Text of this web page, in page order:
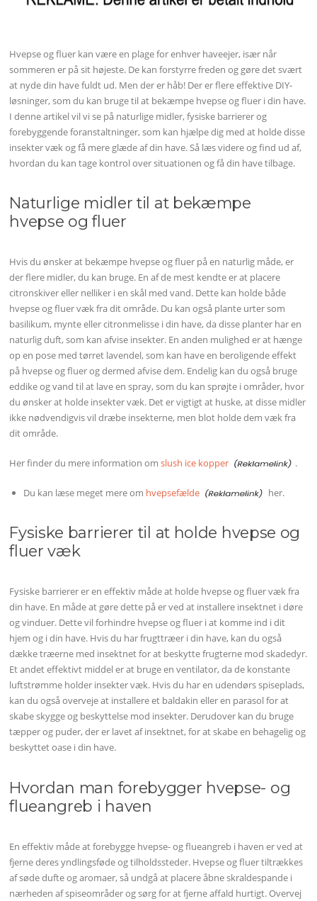
Hvepse og fluer kan være en plage for enhver haveejer, især når
sommeren er på sit højeste. De kan forstyrre freden og gøre det svært
at nyde din have fuldt ud. Men der er håb! Der er flere effektive DIY-
løsninger, som du kan bruge til at bekæmpe hvepse og fluer i din have.
I denne artikel vil vi se på naturlige midler, fysiske barrierer og
forebyggende foranstaltninger, som kan hjælpe dig med at holde disse
insekter væk og få mere glæde af din have. Så læs videre og find ud af,
hvordan du kan tage kontrol over situationen og få din have tilbage.
Naturlige midler til at bekæmpe
hvepse og fluer
Hvis du ønsker at bekæmpe hvepse og fluer på en naturlig måde, er
der flere midler, du kan bruge. En af de mest kendte er at placere
citronskiver eller nelliker i en skål med vand. Dette kan holde både
hvepse og fluer væk fra dit område. Du kan også plante urter som
basilikum, mynte eller citronmelisse i din have, da disse planter har en
naturlig duft, som kan afvise insekter. En anden mulighed er at hænge
op en pose med tørret lavendel, som kan have en beroligende effekt
på hvepse og fluer og dermed afvise dem. Endelig kan du også bruge
eddike og vand til at lave en spray, som du kan sprøjte i områder, hvor
du ønsker at holde insekter væk. Det er vigtigt at huske, at disse midler
ikke nødvendigvis vil dræbe insekterne, men blot holde dem væk fra
dit område.
Her finder du mere information omslush ice kopper .
Du kan læse meget mere om hvepsefælde her.
Fysiske barrierer til at holde hvepse og
fluer væk
Fysiske barrierer er en effektiv måde at holde hvepse og fluer væk fra
din have. En måde at gøre dette på er ved at installere insektnet i døre
og vinduer. Dette vil forhindre hvepse og fluer i at komme ind i dit
hjem og i din have. Hvis du har frugttræer i din have, kan du også
dække træerne med insektnet for at beskytte frugterne mod skadedyr.
Et andet effektivt middel er at bruge en ventilator, da de konstante
luftstrømme holder insekter væk. Hvis du har en udendørs spiseplads,
kan du også overveje at installere et baldakin eller en parasol for at
skabe skygge og beskyttelse mod insekter. Derudover kan du bruge
tæpper og puder, der er lavet af insektnet, for at skabe en behagelig og
beskyttet oase i din have.
Hvordan man forebygger hvepse- og
flueangreb i haven
En effektiv måde at forebygge hvepse- og flueangreb i haven er ved at
fjerne deres yndlingsføde og tilholdssteder. Hvepse og fluer tiltrækkes
af søde dufte og aromaer, så undgå at placere åbne skraldespande i
nærheden af spiseområder og sørg for at fjerne affald hurtigt. Overvej